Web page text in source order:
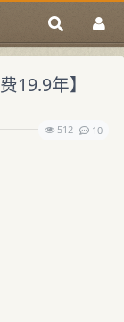
19.9年】
512
10